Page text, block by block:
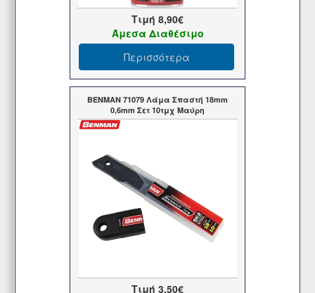
Τιμή 8,90€
Άμεσα Διαθέσιμο
Περισσότερα
BENMAN 71079 Λάμα Σπαστή 18mm
0,6mm Σετ 10τμχ Μαύρη
Τιμή 3,50€